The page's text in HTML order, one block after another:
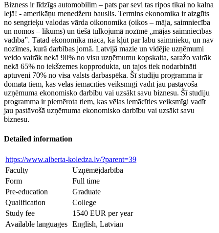
Bizness ir līdzīgs automobilim – pats par sevi tas ripos tikai no kalna
lejā! - amerikāņu menedžeru bauslis. Termins ekonomika ir aizgūts
no sengrieķu valodas vārda oikonomika (oikos – māja, saimniecība
un nomos – likums) un tiešā tulkojumā nozīmē „mājas saimniecības
vadība”. Tātad ekonomika māca, kā kļūt par labu saimnieku, un nav
nozīmes, kurā darbības jomā. Latvijā mazie un vidējie uzņēmumi
veido vairāk nekā 90% no visu uzņēmumu kopskaita, saražo vairāk
nekā 65% no iekšzemes kopprodukta, un tajos tiek nodarbināti
aptuveni 70% no visa valsts darbaspēka. Šī studiju programma ir
domāta tiem, kas vēlas iemācīties veiksmīgi vadīt jau pastāvošā
uzņēmuma ekonomisko darbību vai uzsākt savu biznesu. Šī studiju
programma ir piemērota tiem, kas vēlas iemācīties veiksmīgi vadīt
jau pastāvošā uzņēmuma ekonomisko darbību vai uzsākt savu
biznesu.
Detailed information
https://www.alberta-koledza.lv/?parent=39
Faculty
Uzņēmējdarbība
Form
Full time
Pre-education
Graduate
Qualification
College
Study fee
1540 EUR per year
Available languages English, Latvian